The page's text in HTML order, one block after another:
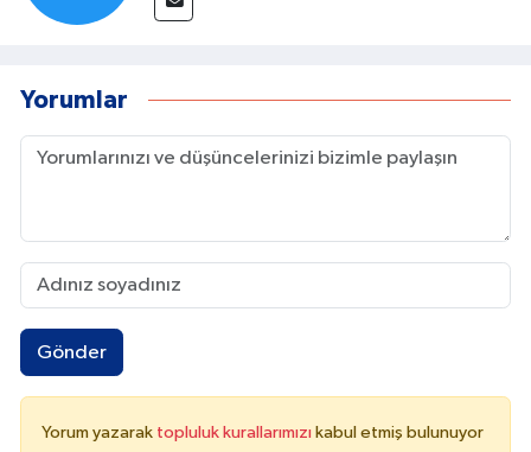
Yorumlar
Gönder
Yorum yazarak topluluk kurallarımızı kabul etmiş bulunuyor